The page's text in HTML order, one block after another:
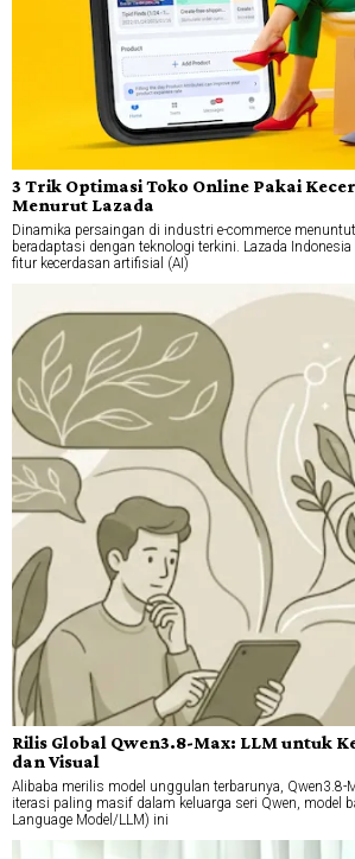
3 Trik Optimasi Toko Online Pakai
Menurut Lazada
Dinamika persaingan di industri e-commerce
beradaptasi dengan teknologi terkini. Lazada
fitur kecerdasan artifisial (AI)
Rilis Global Qwen3.8-Max: LLM untuk
dan Visual
Alibaba merilis model unggulan terbarunya, Qwen3.8-
iterasi paling masif dalam keluarga seri Qwen, model
Language Model/LLM) ini